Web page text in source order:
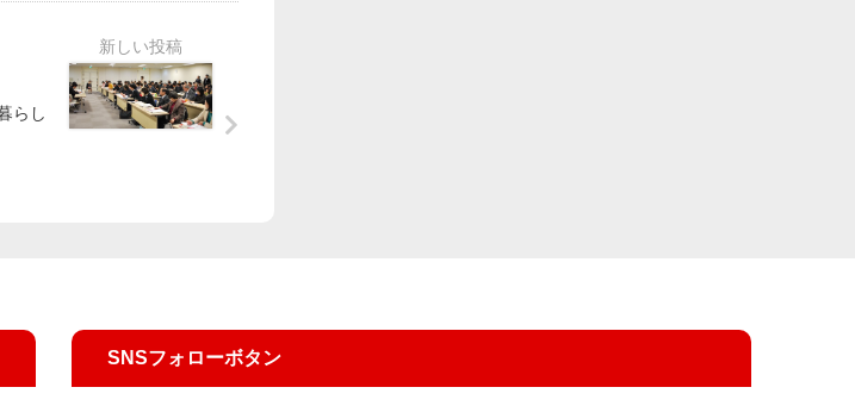
らし
SNSフォローボタン